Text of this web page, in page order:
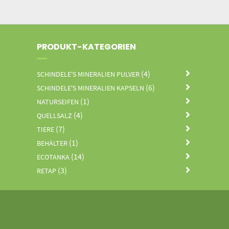
PRODUKT-KATEGORIEN
SCHINDELE'S MINERALIEN PULVER (4)
SCHINDELE'S MINERALIEN KAPSELN (6)
NATURSEIFEN (1)
QUELLSALZ (4)
TIERE (7)
BEHÄLTER (1)
ECOTANKA (14)
RETAP (3)